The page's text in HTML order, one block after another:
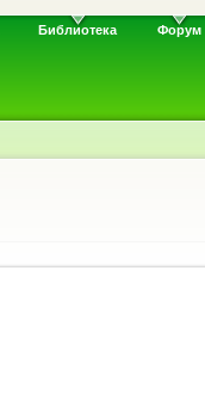
Библиотека Форум